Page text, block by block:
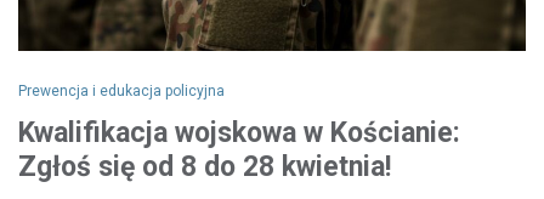
Prewencja i edukacja policyjna
Kwalifikacja wojskowa w Kościanie:
Zgłoś się od 8 do 28 kwietnia!